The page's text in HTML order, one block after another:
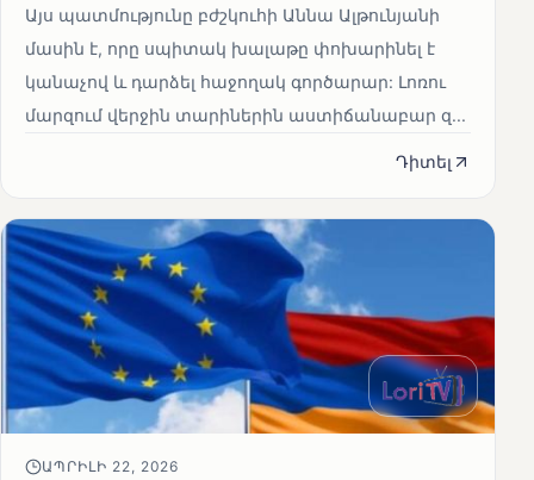
Այս պատմությունը բժշկուհի Աննա Ալթունյանի
մասին է, որը սպիտակ խալաթը փոխարինել է
կանաչով և դարձել հաջողակ գործարար: Լոռու
մարզում վերջին տարիներին աստիճանաբար զ...
Դիտել
ԱՊՐԻԼԻ 22, 2026